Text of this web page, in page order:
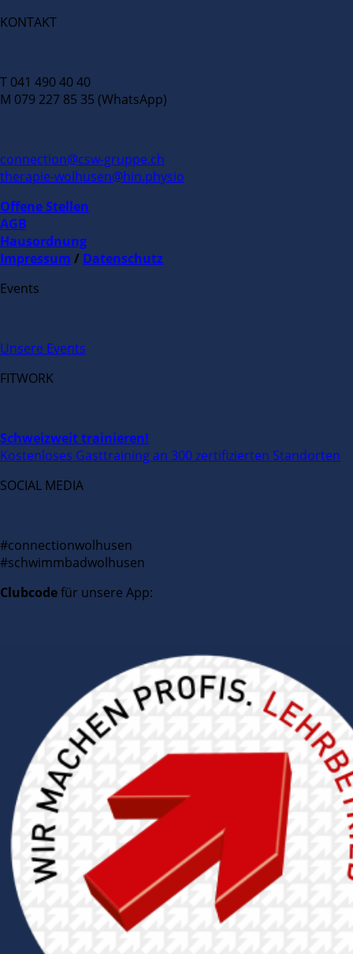
KONTAKT
T 041 490 40 40
M 079 227 85 35 (WhatsApp)
connection@csw-gruppe.ch
therapie-wolhusen@hin.physio
Offene Stellen
AGB
Hausordnung
Impressum / Datenschutz
Events
Unsere Events
FITWORK
Schweizweit trainieren!
Kostenloses Gasttraining an 300 zertifizierten Standorten
SOCIAL MEDIA
#connectionwolhusen
#schwimmbadwolhusen
Clubcodefür unsere App: